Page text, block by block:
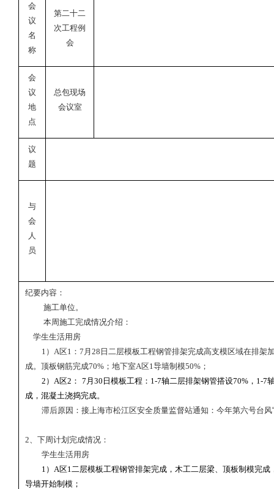
会
议
名
称
第二十二
次工程例
会
会
议
地
点
总包现场
会议室
议
题
与
会
人
员
纪要内容：
施工单位。
本周施工完成情况介绍：
学生生活用房
1 ） A区1 ： 7 月 28 日二层模板工程钢管排架完成高支模区域在排架
成。顶板钢筋完成70% ；地下室A区1 导墙制模50% ；
2 ） A区2 ： 7 月30 日模板工程： 1-7轴二层排架钢管搭设70%， 1-7
成，混凝土浇捣完成。
滞后原因：接上海市松江区安全质量监督站通知：今年第六号台风
2 、下周计划完成情况：
学生生活用房
1 ） A区1 二层模板工程钢管排架完成，木工二层梁、顶板制模完
导墙开始制模；